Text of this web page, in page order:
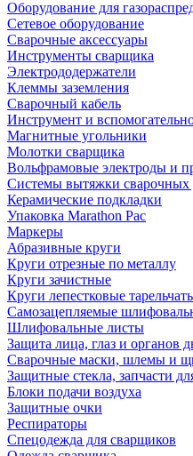
Оборудование для
Сетевое оборудование
Сварочные аксессуары
Инструменты сварщика
Электрододержатели
Клеммы заземления
Сварочный кабель
Инструмент и
Магнитные угольники
Молотки сварщика
Вольфрамовые электроды и
Системы вытяжки
Керамические подкладки
Упаковка Marathon Pac
Маркеры
Абразивные круги
Круги отрезные по металлу
Круги зачистные
Круги лепестковые
Самозацепляемые
Шлифовальные листы
Защита лица, глаз и органов
Сварочные маски, шлемы и
Защитные стекла, запчасти
Блоки подачи воздуха
Защитные очки
Респираторы
Спецодежда для сварщиков